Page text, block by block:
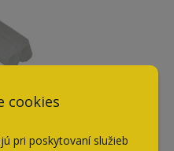
cookies
pri poskytovaní služieb